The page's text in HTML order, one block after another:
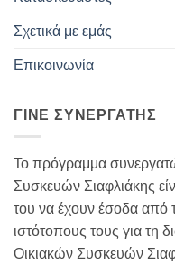
Σχετικά με εμάς
Επικοινωνία
ΓΊΝΕ ΣΥΝΕΡΓΆΤΗΣ
Το πρόγραμμα
Συσκευών Σιαφλιάκης
του να έχουν έσοδα από
ιστότοπους τους για τη
Οικιακών Συσκευών